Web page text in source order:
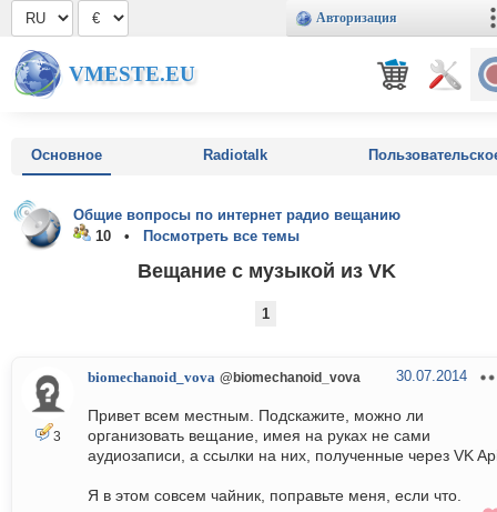
Авторизация
VMESTE.EU
Основное Radiotalk
Общие вопросы по интернет радио вещанию
10 •
Посмотреть все темы
Вещание с музыкой из VK
1
3
biomechanoid_vova @biomechanoid_vova 30.07.2014
Привет всем местным. Подскажите, можно ли
организовать вещание, имея на руках не сами
аудиозаписи, а ссылки на них, полученные через VK
Я в этом совсем чайник, поправьте меня, если что.